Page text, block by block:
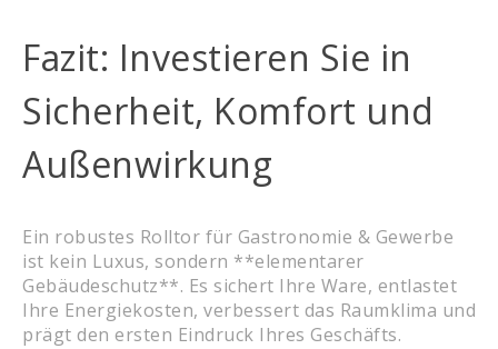
Fazit: Investieren Sie in
Sicherheit, Komfort und
Außenwirkung
Ein robustes Rolltor für Gastronomie & Gewerbe
ist kein Luxus, sondern **elementarer
Gebäudeschutz**. Es sichert Ihre Ware, entlastet
Ihre Energiekosten, verbessert das Raumklima und
prägt den ersten Eindruck Ihres Geschäfts.